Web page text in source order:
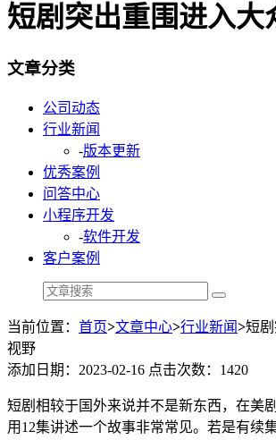
短剧突出重围进入大
文章分类
公司动态
行业新闻
-版本更新
优秀案例
问答中心
小程序开发
-软件开发
客户案例
当前位置： 首页>文章中心>行业新闻>短
视野
添加日期：2023-02-16 点击次数：1420
短剧相较于国外来说并不是新东西，在美
用 12集讲述一个故事非常常见。若是有续